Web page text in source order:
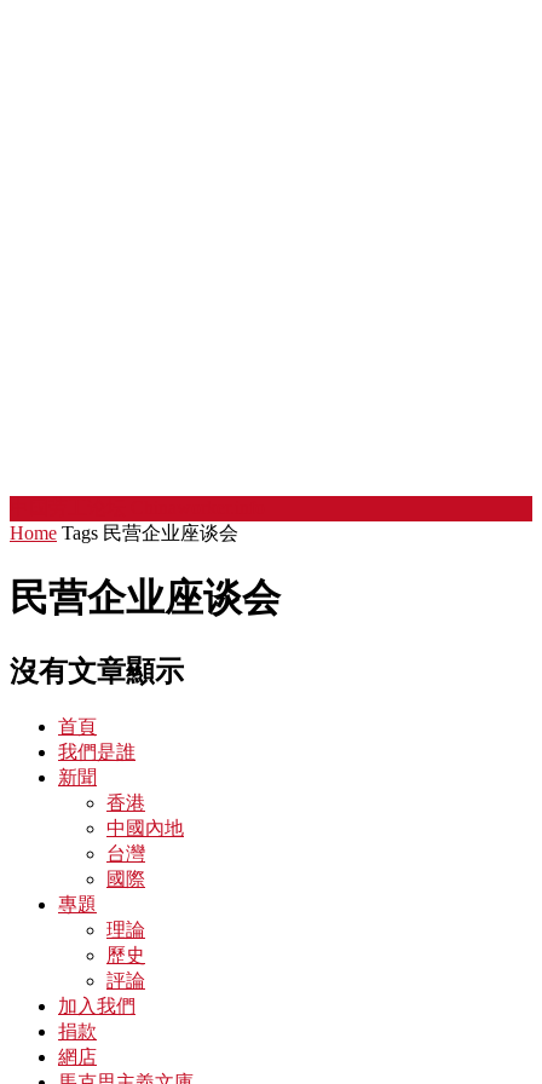
Home Tags 民营企业座谈会
民营企业座谈会
沒有文章顯示
首頁
我們是誰
新聞
香港
中國內地
台灣
國際
專題
理論
歷史
評論
加入我們
捐款
網店